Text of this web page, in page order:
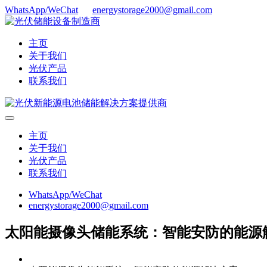
WhatsApp/WeChat energystorage2000@gmail.com
主页
关于我们
光伏产品
联系我们
主页
关于我们
光伏产品
联系我们
WhatsApp/WeChat
energystorage2000@gmail.com
太阳能摄像头储能系统：智能安防的能源